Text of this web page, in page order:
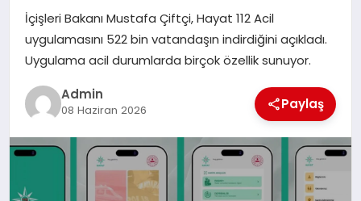
EKONOMI
SANAT
POLITIKA
YAŞAM
İçişleri Bakanı Mustafa Çiftçi, Hayat 112 Acil
uygulamasını 522 bin vatandaşın indirdiğini açıkladı.
Uygulama acil durumlarda birçok özellik sunuyor.
Admin
08 Haziran 2026 Paylaş